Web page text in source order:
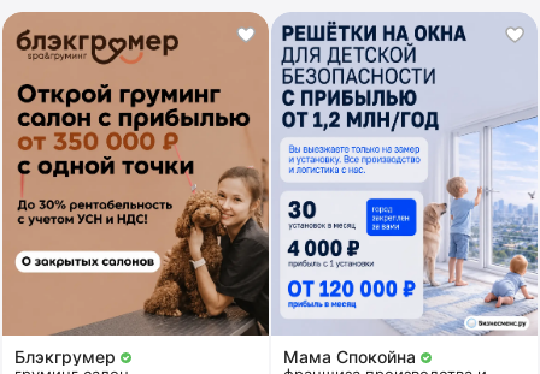
Блэкгрумер Мама Спокойна